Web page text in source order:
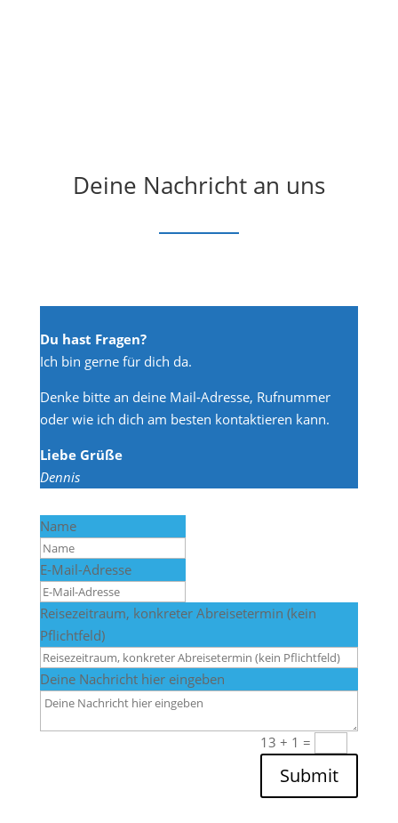
Deine Nachricht an uns
Du hast Fragen?
Ich bin gerne für dich da.
Denke bitte an deine Mail-Adresse, Rufnummer
oder wie ich dich am besten kontaktieren kann.
Liebe Grüße
Dennis
Name
E-Mail-Adresse
Reisezeitraum, konkreter Abreisetermin (kein
Pflichtfeld)
Deine Nachricht hier eingeben
13 + 1 =
Submit